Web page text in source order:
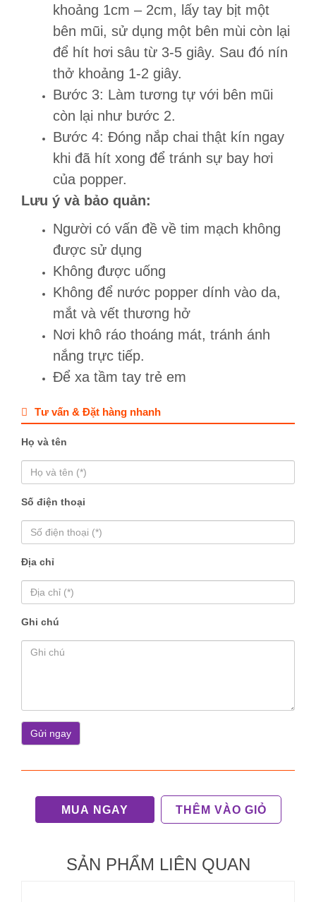
khoảng 1cm – 2cm, lấy tay bịt một
bên mũi, sử dụng một bên mùi còn lại
để hít hơi sâu từ 3-5 giây. Sau đó nín
thở khoảng 1-2 giây.
Bước 3: Làm tương tự với bên mũi
còn lại như bước 2.
Bước 4: Đóng nắp chai thật kín ngay
khi đã hít xong để tránh sự bay hơi
của popper.
Lưu ý và bảo quản:
Người có vấn đề về tim mạch không
được sử dụng
Không được uống
Không để nước popper dính vào da,
mắt và vết thương hở
Nơi khô ráo thoáng mát, tránh ánh
nắng trực tiếp.
Để xa tầm tay trẻ em
Tư vấn & Đặt hàng nhanh
Họ và tên
Số điện thoại
Địa chỉ
Ghi chú
MUA NGAY THÊM VÀO GIỎ
SẢN PHẨM LIÊN QUAN